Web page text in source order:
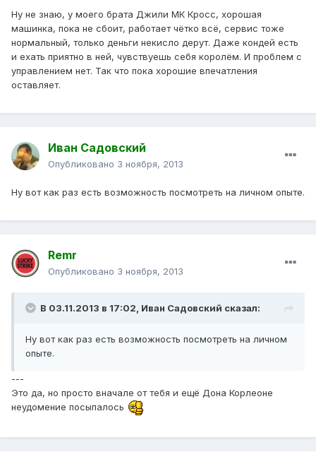
Ну не знаю, у моего брата Джили МК Кросс, хорошая
машинка, пока не сбоит, работает чётко всё, сервис тоже
нормальный, только деньги некисло дерут. Даже кондей есть
и ехать приятно в ней, чувствуешь себя королём. И проблем с
управлением нет. Так что пока хорошие впечатления
оставляет.
Иван Садовский
Опубликовано 3 ноября, 2013
Ну вот как раз есть возможность посмотреть на личном опыте.
Remr
Опубликовано 3 ноября, 2013
В 03.11.2013 в 17:02, Иван Садовский сказал:
Ну вот как раз есть возможность посмотреть на личном
опыте.
---
Это да, но просто вначале от тебя и ещё Дона Корлеоне
неудомение посыпалось